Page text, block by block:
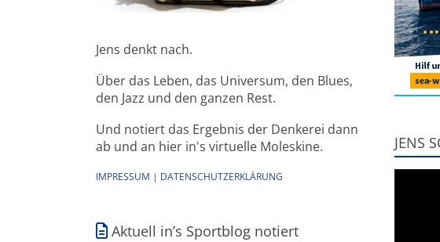
Jens denkt nach.
Über das Leben, das Universum, den Blues,
den Jazz und den ganzen Rest.
Und notiert das Ergebnis der Denkerei dann
ab und an hier in's virtuelle Moleskine.
IMPRESSUM | DATENSCHUTZERKLÄRUNG
Aktuell in’s Sportblog notiert
JENS